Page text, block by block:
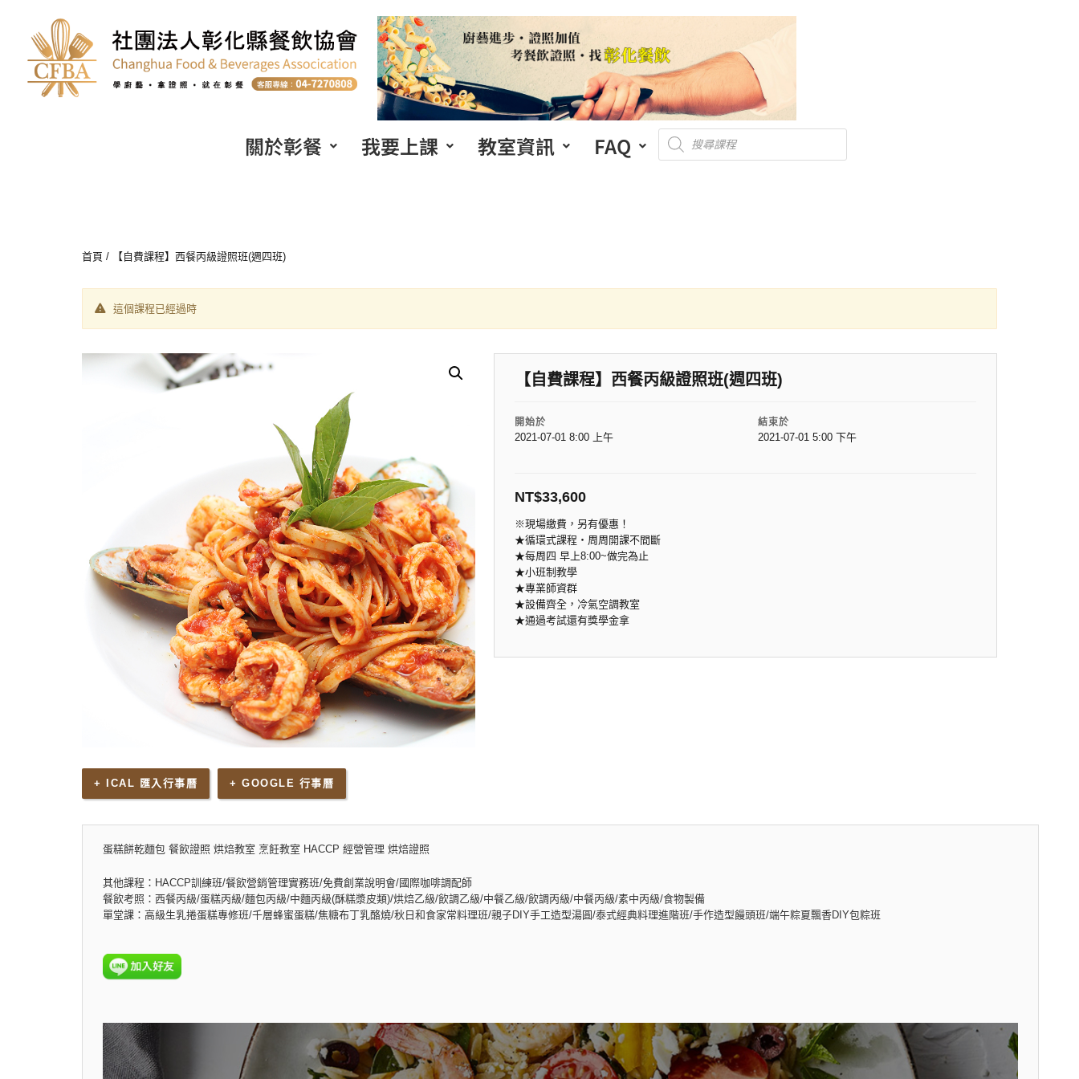
關於彰餐 我要上課 教室資訊 FAQ
首頁 / 【自費課程】西餐丙級證照班(週四班)
這個課程已經過時
【自費課程】西餐丙級證照班(週四班)
開始於
2021-07-01 8:00 上午
結束於
2021-07-01 5:00 下午
NT$33,600
※現場繳費，另有優惠！
★循環式課程‧周周開課不間斷
★每周四 早上8:00~做完為止
★小班制教學
★專業師資群
★設備齊全，冷氣空調教室
★通過考試還有獎學金拿
+ ICAL 匯入行事曆 + GOOGLE 行事曆
蛋糕餅乾麵包 餐飲證照 烘焙教室 烹飪教室 HACCP 經營管理 烘焙證照
其他課程：HACCP訓練班/餐飲營銷管理實務班/免費創業說明會/國際咖啡調配師
餐飲考照：西餐丙級/蛋糕丙級/麵包丙級/中麵丙級(酥糕漿皮類)/烘焙乙級/飲調乙級/中餐乙級/飲調丙級/中餐丙級/素中丙級/食物製備
單堂課：高級生乳捲蛋糕專修班/千層蜂蜜蛋糕/焦糖布丁乳酪燒/秋日和食家常料理班/親子DIY手工造型湯圓/泰式經典料理進階班/手作造型饅頭班/端午粽夏飄香DIY包粽班